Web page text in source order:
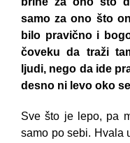
samo za ono što
bilo pravično i
čoveku da traži
ljudi, nego da ide
desno ni levo oko
Sve što je lepo, pa
samo po sebi. Hvala